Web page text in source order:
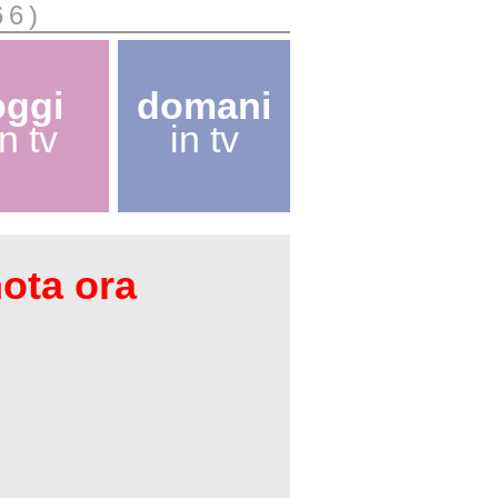
tv
domani
in tv
ora